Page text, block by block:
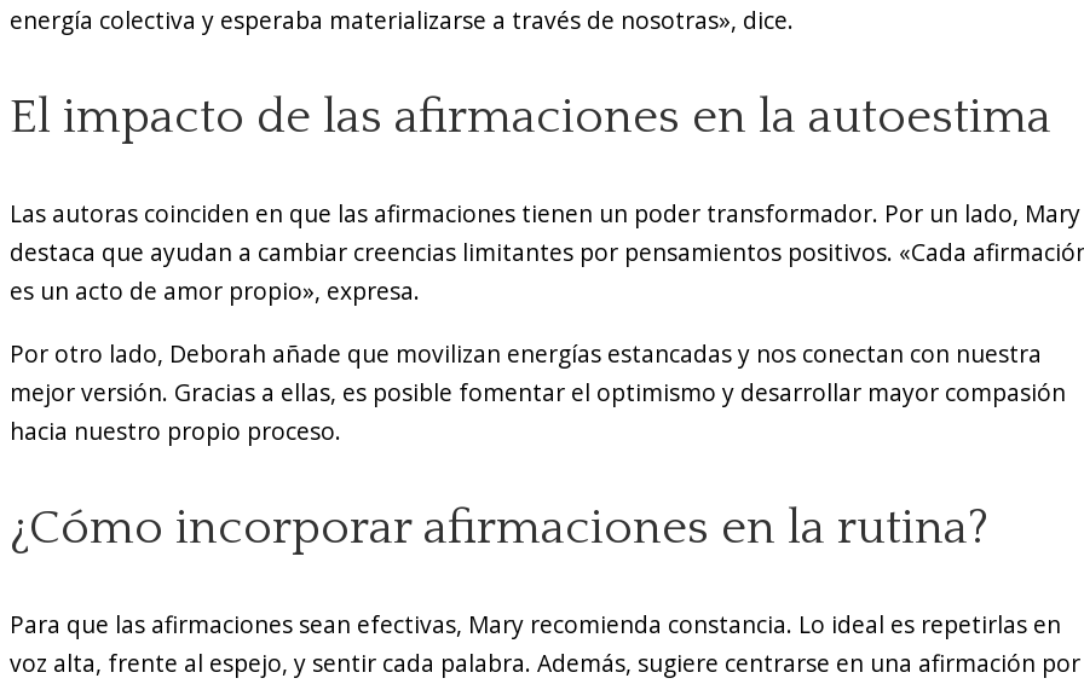
energía colectiva y esperaba materializarse a través de nosotras», dice.
El impacto de las afirmaciones en la autoestima
Las autoras coinciden en que las afirmaciones tienen un poder transformador. Por un lado, Mary
destaca que ayudan a cambiar creencias limitantes por pensamientos positivos. «Cada
es un acto de amor propio», expresa.
Por otro lado, Deborah añade que movilizan energías estancadas y nos conectan con nuestra
mejor versión. Gracias a ellas, es posible fomentar el optimismo y desarrollar mayor compasión
hacia nuestro propio proceso.
¿Cómo incorporar afirmaciones en la rutina?
Para que las afirmaciones sean efectivas, Mary recomienda constancia. Lo ideal es repetirlas en
voz alta, frente al espejo, y sentir cada palabra. Además, sugiere centrarse en una afirmación por